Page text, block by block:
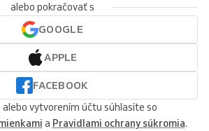
alebo pokračovať s
GOOGLE
APPLE
FACEBOOK
alebo vytvorením účtu súhlasíte so
a Pravidlami ochrany súkromia.